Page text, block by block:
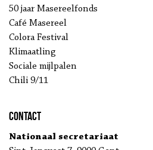
50 jaar Masereelfonds
Café Masereel
Colora Festival
Klimaatling
Sociale mijlpalen
Chili 9/11
Contact
Nationaal secretariaat